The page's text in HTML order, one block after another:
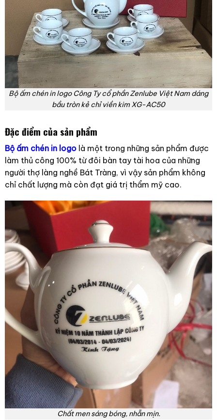
Bộ ấm chén in logo Công Ty cổ phần Zenlube Việt Nam dáng
bầu tròn kẻ chỉ viền kim XG-AC50
Đặc điểm của sản phẩm
Bộ ấm chén in logo là một trong những sản phẩm được
làm thủ công 100% từ đôi bàn tay tài hoa của những
người thợ làng nghề Bát Tràng, vì vậy sản phẩm không
chỉ chất lượng mà còn đạt giá trị thẩm mỹ cao.
Chất men sáng bóng, nhẵn mịn.